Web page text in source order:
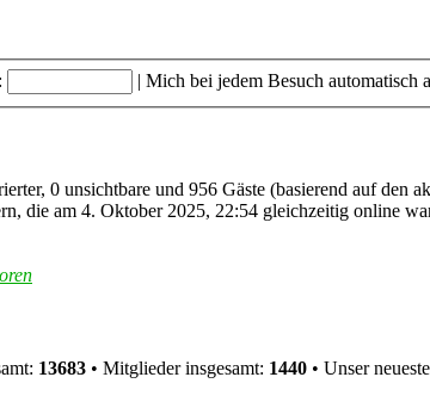
| Mich bei jedem Besuch automatisch
0 unsichtbare und 956 Gäste (basierend auf den
die am 4. Oktober 2025, 22:54 gleichzeitig online
13683 • Mitglieder insgesamt: 1440 • Unser